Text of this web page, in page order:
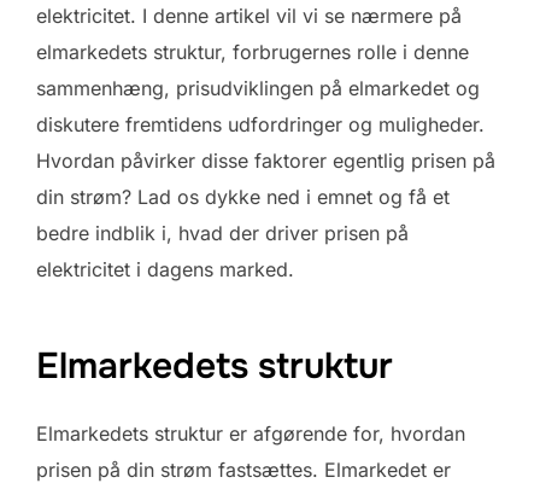
elektricitet. I denne artikel vil vi se nærmere på
elmarkedets struktur, forbrugernes rolle i denne
sammenhæng, prisudviklingen på elmarkedet og
diskutere fremtidens udfordringer og muligheder.
Hvordan påvirker disse faktorer egentlig prisen på
din strøm? Lad os dykke ned i emnet og få et
bedre indblik i, hvad der driver prisen på
elektricitet i dagens marked.
Elmarkedets struktur
Elmarkedets struktur er afgørende for, hvordan
prisen på din strøm fastsættes. Elmarkedet er